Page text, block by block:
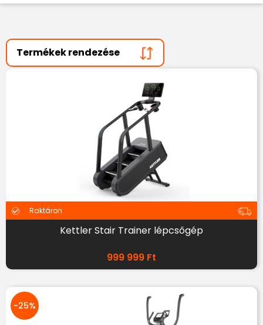
Raktáron
Kettler Stair Trainer lépcsőgép
999 999 Ft
-25%